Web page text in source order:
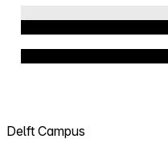
Delft Campus